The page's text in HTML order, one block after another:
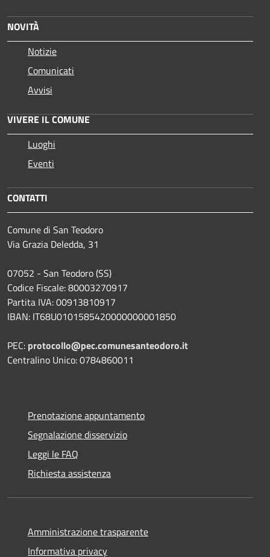
NOVITÀ
Notizie
Comunicati
Avvisi
VIVERE IL COMUNE
Luoghi
Eventi
CONTATTI
Comune di San Teodoro
Via Grazia Deledda, 31
07052 - San Teodoro (SS)
Codice Fiscale: 80003270917
Partita IVA: 00913810917
IBAN: IT68U0101585420000000001850
PEC: protocollo@pec.comunesanteodoro.it
Centralino Unico: 0784860011
Prenotazione appuntamento
Segnalazione disservizio
Leggi le FAQ
Richiesta assistenza
Amministrazione trasparente
Informativa privacy